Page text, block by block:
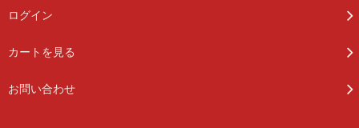
ログイン
カートを見る
お問い合わせ